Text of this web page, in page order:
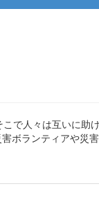
で人々は互いに助
ボランティアや災